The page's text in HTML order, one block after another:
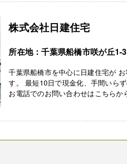
株式会社日建住宅
所在地：千葉県船橋市咲が丘1-
千葉県船橋市を中心に日建住宅が
す。 最短10日で現金化、手間いら
お電話でのお問い合わせはこちら